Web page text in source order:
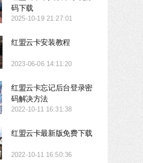
码下载
2025-10-19 21:27:01
红盟云卡安装教程
2023-06-06 14:11:20
红盟云卡忘记后台登录密
码解决方法
2022-10-11 16:31:38
红盟云卡最新版免费下载
2022-10-11 16:50:36